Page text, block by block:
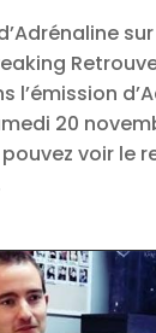
l’émission
20
pouvez voir le